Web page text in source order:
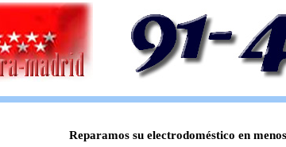
Reparamos su electrodoméstico en